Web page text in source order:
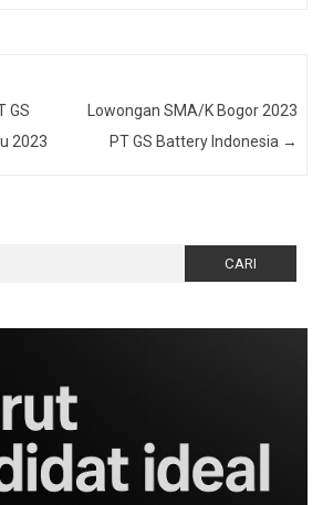
GS
2023
Lowongan SMA/K Bogor 2023
PT GS Battery Indonesia →